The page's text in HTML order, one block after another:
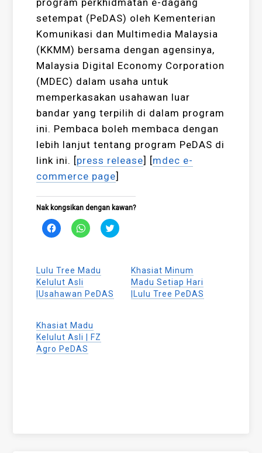
program perkhidmatan e-dagang
setempat (PeDAS) oleh Kementerian
Komunikasi dan Multimedia Malaysia
(KKMM) bersama dengan agensinya,
Malaysia Digital Economy Corporation
(MDEC) dalam usaha untuk
memperkasakan usahawan luar
bandar yang terpilih di dalam program
ini. Pembaca boleh membaca dengan
lebih lanjut tentang program PeDAS di
link ini. [press release] [mdec e-
commerce page]
Nak kongsikan dengan kawan?
Click
to
(Opens
in
new
window)
Click
to
(Opens
in
Click
to
(Opens
window)
Lulu Tree Madu
Kelulut Asli
|Usahawan PeDAS
Khasiat Minum
Madu Setiap Hari
|Lulu Tree PeDAS
Khasiat Madu
Kelulut Asli | FZ
Agro PeDAS